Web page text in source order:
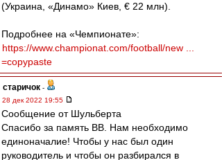
(Украина, «Динамо» Киев, € 22 млн).
Подробнее на «Чемпионате»:
https://www.championat.com/football/new ...
=copypaste
старичок -
28 дек 2022 19:55
Сообщение от Шульберта
Спасибо за память ВВ. Нам необходимо
единоначалие! Чтобы у нас был один
руководитель и чтобы он разбирался в